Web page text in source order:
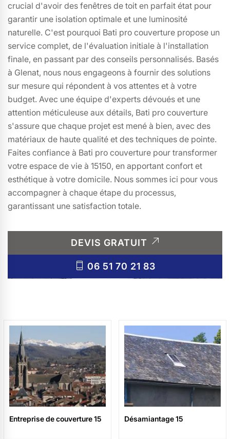
crucial d'avoir des fenêtres de toit en parfait état pour
garantir une isolation optimale et une luminosité
naturelle. C'est pourquoi Bati pro couverture propose un
service complet, de l'évaluation initiale à l'installation
finale, en passant par des conseils personnalisés. Basés
à Glenat, nous nous engageons à fournir des solutions
sur mesure qui répondent à vos attentes et à votre
budget. Avec une équipe d'experts dévoués et une
attention méticuleuse aux détails, Bati pro couverture
s'assure que chaque projet est mené à bien, avec des
matériaux de haute qualité et des techniques de pointe.
Faites confiance à Bati pro couverture pour transformer
votre espace de vie à 15150, en apportant confort et
esthétique à votre domicile. Nous sommes ici pour vous
accompagner à chaque étape du processus,
garantissant une satisfaction totale.
DEVIS GRATUIT
06 51 70 21 83
Entreprise de couverture 15 Désamiantage 15